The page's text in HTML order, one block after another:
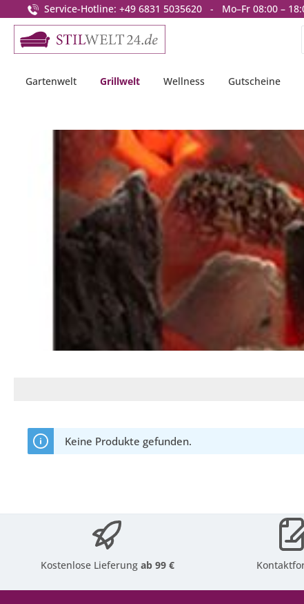
Zur Hauptnavigation springen
Service-Hotline: +49 6831 5035620 - Mo–Fr 08:00 –
Gartenwelt Grillwelt Wellness Gutscheine
Keine Produkte gefunden.
Kostenlose Lieferungab 99 €